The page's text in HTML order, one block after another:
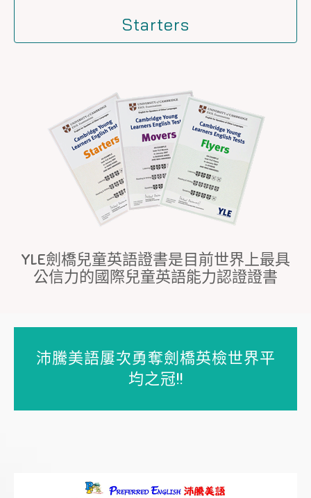
Starters
YLE劍橋兒童英語證書是目前世界上最具
公信力的國際兒童英語能力認證證書
沛騰美語屢次勇奪劍橋英檢世界平
均之冠!!